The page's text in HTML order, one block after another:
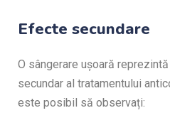
Efecte secundare
O sângerare ușoară
secundar al tratamentului
este posibil să observați: